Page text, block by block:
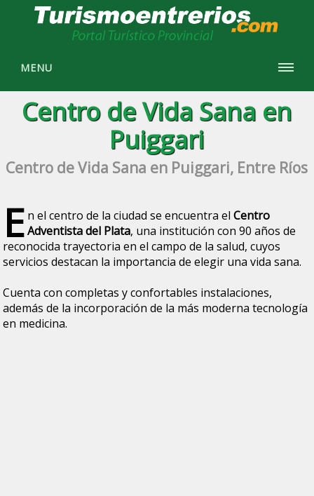
MENU
Centro de Vida Sana en
Puiggari
Centro de Vida Sana en Puiggari, Entre Ríos
E n el centro de la ciudad se encuentra elCentro
Adventista del Plata, una institución con 90 años de
reconocida trayectoria en el campo de la salud, cuyos
servicios destacan la importancia de elegir una vida sana.
Cuenta con completas y confortables instalaciones,
además de la incorporación de la más moderna tecnología
en medicina.